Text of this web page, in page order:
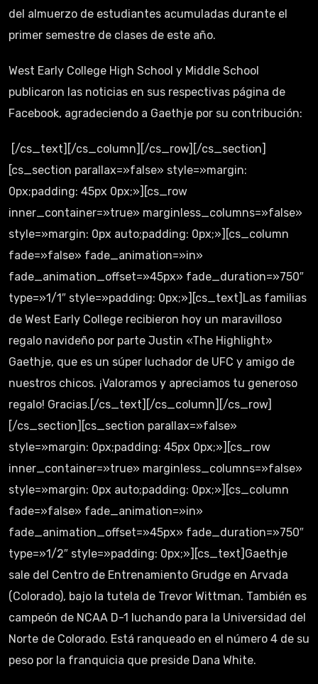
del almuerzo de estudiantes acumuladas durante el
primer semestre de clases de este año.
West Early College High School y Middle School
publicaron las noticias en sus respectivas página de
Facebook, agradeciendo a Gaethje por su contribución:
[/cs_text][/cs_column][/cs_row][/cs_section]
[cs_section parallax=»false» style=»margin:
0px;padding: 45px 0px;»][cs_row
inner_container=»true» marginless_columns=»false»
style=»margin: 0px auto;padding: 0px;»][cs_column
fade=»false» fade_animation=»in»
fade_animation_offset=»45px» fade_duration=»750″
type=»1/1″ style=»padding: 0px;»][cs_text]Las familias
de West Early College recibieron hoy un maravilloso
regalo navideño por parte Justin «The Highlight»
Gaethje, que es un súper luchador de UFC y amigo de
nuestros chicos. ¡Valoramos y apreciamos tu generoso
regalo! Gracias.[/cs_text][/cs_column][/cs_row]
[/cs_section][cs_section parallax=»false»
style=»margin: 0px;padding: 45px 0px;»][cs_row
inner_container=»true» marginless_columns=»false»
style=»margin: 0px auto;padding: 0px;»][cs_column
fade=»false» fade_animation=»in»
fade_animation_offset=»45px» fade_duration=»750″
type=»1/2″ style=»padding: 0px;»][cs_text]Gaethje
sale del Centro de Entrenamiento Grudge en Arvada
(Colorado), bajo la tutela de Trevor Wittman. También es
campeón de NCAA D-1 luchando para la Universidad del
Norte de Colorado. Está ranqueado en el número 4 de su
peso por la franquicia que preside Dana White.